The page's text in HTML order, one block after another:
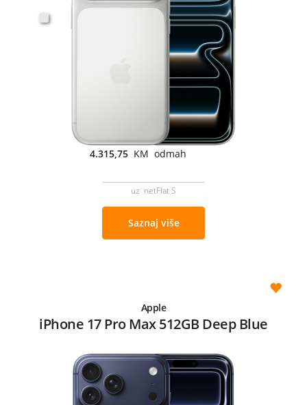
4.315,75 KM odmah
uz netFlat S
Saznaj više
Apple
iPhone 17 Pro Max 512GB Deep Blue